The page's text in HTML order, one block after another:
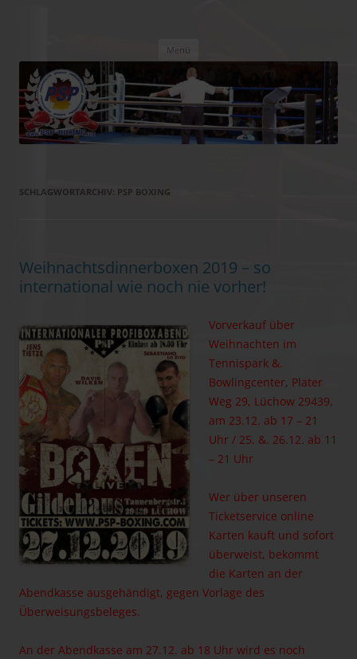
Menü
springen
SCHLAGWORTARCHIV: PSP BOXING
Weihnachtsdinnerboxen 2019 – so
international wie noch nie vorher!
Vorverkauf über
Weihnachten im
Tennispark &.
Bowlingcenter, Plater
Weg 29, Lüchow 29439,
am 23.12. ab 17 – 21
Uhr / 25. &. 26.12. ab 11
– 21 Uhr
Wer über unseren
Ticketservice online
Karten kauft und sofort
überweist, bekommt
die Karten an der
Abendkasse ausgehändigt, gegen Vorlage des
Überweisungsbeleges.
An der Abendkasse am 27.12. ab 18 Uhr wird es noch